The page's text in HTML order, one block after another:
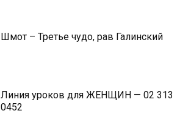
Шмот – Третье чудо, рав Галинский
Линия уроков для ЖЕНЩИН — 02 313
0452